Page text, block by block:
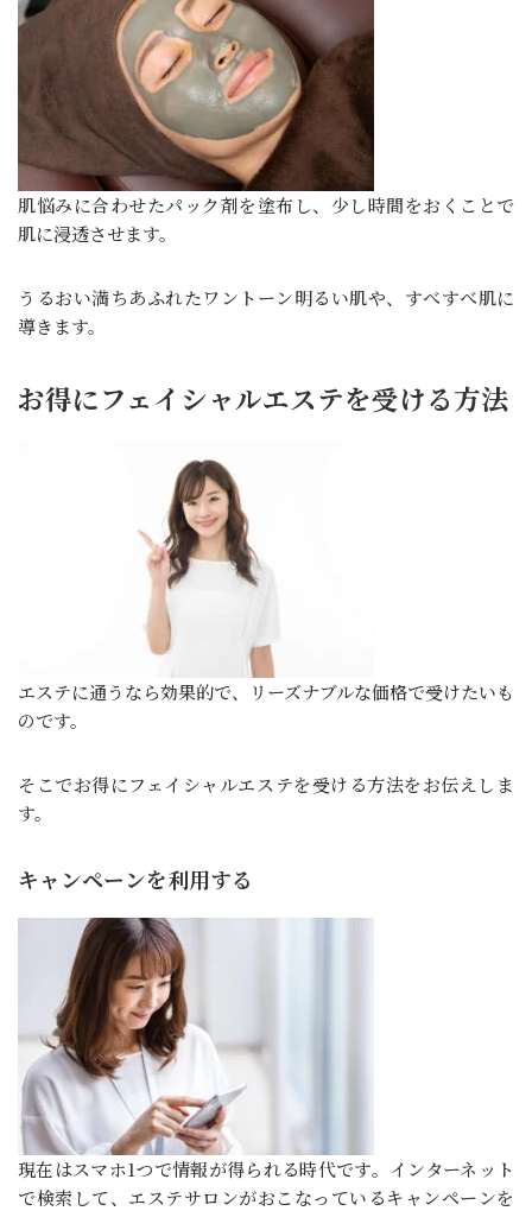
肌悩みに合わせたパック剤を塗布し、少し時間をおくことで
肌に浸透させます。
うるおい満ちあふれたワントーン明るい肌や、すべすべ肌に
導きます。
お得にフェイシャルエステを受ける方法
エステに通うなら効果的で、リーズナブルな価格で受けたいも
のです。
そこでお得にフェイシャルエステを受ける方法をお伝えしま
す。
キャンペーンを利用する
現在はスマホ1つで情報が得られる時代です。インターネット
で検索して、エステサロンがおこなっているキャンペーンを